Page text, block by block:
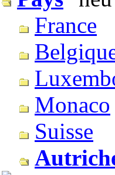
France
Monaco
Suisse